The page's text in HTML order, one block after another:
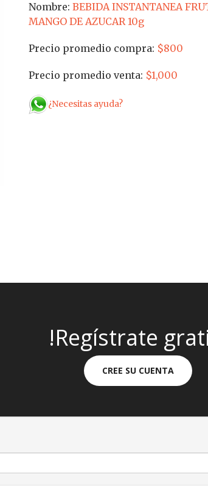
Nombre: BEBIDA INSTANTANEA
MANGO DE AZUCAR 10g
Precio promedio compra: $800
Precio promedio venta: $1,000
¿Necesitas ayuda?
!Regístrate
CREE SU CUENTA